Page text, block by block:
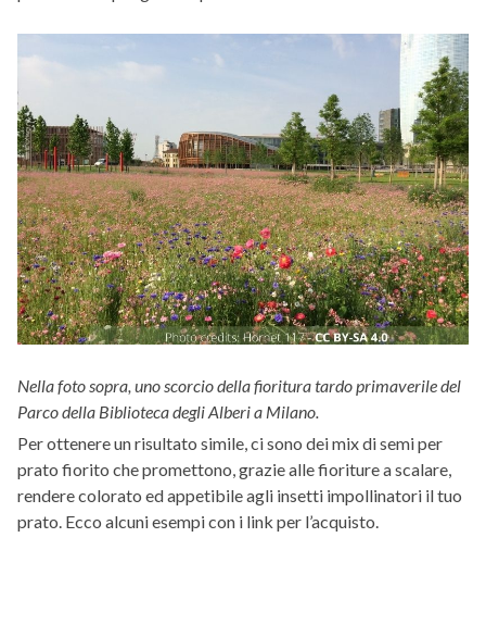
Nella foto sopra, uno scorcio della fioritura tardo primaverile del
Parco della Biblioteca degli Alberi a Milano.
Per ottenere un risultato simile, ci sono dei mix di semi per
prato fiorito che promettono, grazie alle fioriture a scalare,
rendere colorato ed appetibile agli insetti impollinatori il tuo
prato. Ecco alcuni esempi con i link per l’acquisto.